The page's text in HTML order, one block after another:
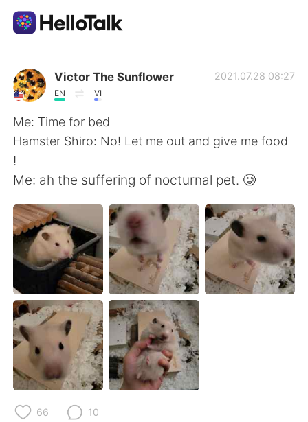
Language Exchange App
AI Grammar Checker
English
简体中文 繁體中文
Español العربية
Français Deutsch
日本語 한국어
Русский ไทย
Indonesia Italiano
Türkçe
Victor The Sunflower
EN VI
2021.07.28 08:27
Me: Time for bed
Hamster Shiro: No! Let me out and give me food
!
Me: ah the suffering of nocturnal pet. 🥲
66 10